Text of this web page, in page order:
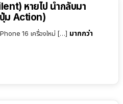
หายไป นำกลับมา
ม Action)
16 เครื่องใหม่ […] มากกว่า